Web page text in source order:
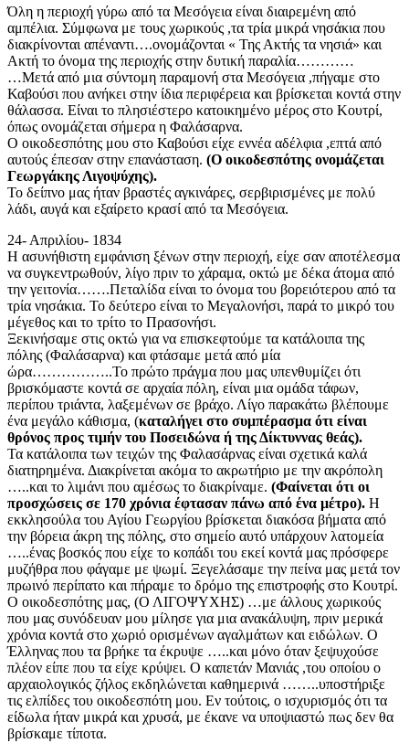
Όλη η περιοχή γύρω από τα Μεσόγεια είναι διαιρεμένη από
αμπέλια. Σύμφωνα με τους χωρικούς ,τα τρία μικρά νησάκια που
διακρίνονται απέναντι….ονομάζονται « Της Ακτής τα νησιά» και
Ακτή το όνομα της περιοχής στην δυτική παραλία…………
…Μετά από μια σύντομη παραμονή στα Μεσόγεια ,πήγαμε στο
Καβούσι που ανήκει στην ίδια περιφέρεια και βρίσκεται κοντά στην
θάλασσα. Είναι το πλησιέστερο κατοικημένο μέρος στο Κουτρί,
όπως ονομάζεται σήμερα η Φαλάσαρνα.
Ο οικοδεσπότης μου στο Καβούσι είχε εννέα αδέλφια ,επτά από
αυτούς έπεσαν στην επανάσταση. (Ο οικοδεσπότης ονομάζεται
Γεωργάκης Λιγοψύχης).
Το δείπνο μας ήταν βραστές αγκινάρες, σερβιρισμένες με πολύ
λάδι, αυγά και εξαίρετο κρασί από τα Μεσόγεια.
24- Απριλίου- 1834
Η ασυνήθιστη εμφάνιση ξένων στην περιοχή, είχε σαν αποτέλεσμα
να συγκεντρωθούν, λίγο πριν το χάραμα, οκτώ με δέκα άτομα από
την γειτονία…….Πεταλίδα είναι το όνομα του βορειότερου από τα
τρία νησάκια. Το δεύτερο είναι το Μεγαλονήσι, παρά το μικρό του
μέγεθος και το τρίτο το Πρασονήσι.
Ξεκινήσαμε στις οκτώ για να επισκεφτούμε τα κατάλοιπα της
πόλης (Φαλάσαρνα) και φτάσαμε μετά από μία
ώρα……………..Το πρώτο πράγμα που μας υπενθυμίζει ότι
βρισκόμαστε κοντά σε αρχαία πόλη, είναι μια ομάδα τάφων,
περίπου τριάντα, λαξεμένων σε βράχο. Λίγο παρακάτω βλέπουμε
ένα μεγάλο κάθισμα, (καταλήγει στο συμπέρασμα ότι είναι
θρόνος προς τιμήν του Ποσειδώνα ή της Δίκτυννας θεάς).
Τα κατάλοιπα των τειχών της Φαλασάρνας είναι σχετικά καλά
διατηρημένα. Διακρίνεται ακόμα το ακρωτήριο με την ακρόπολη
…..και το λιμάνι που αμέσως το διακρίναμε. (Φαίνεται ότι οι
προσχώσεις σε 170 χρόνια έφτασαν πάνω από ένα μέτρο). Η
εκκλησούλα του Αγίου Γεωργίου βρίσκεται διακόσα βήματα από
την βόρεια άκρη της πόλης, στο σημείο αυτό υπάρχουν λατομεία
…..ένας βοσκός που είχε το κοπάδι του εκεί κοντά μας πρόσφερε
μυζήθρα που φάγαμε με ψωμί. Ξεγελάσαμε την πείνα μας μετά τον
πρωινό περίπατο και πήραμε το δρόμο της επιστροφής στο Κουτρί.
Ο οικοδεσπότης μας, (Ο ΛΙΓΟΨΥΧΗΣ) …με άλλους χωρικούς
που μας συνόδευαν μου μίλησε για μια ανακάλυψη, πριν μερικά
χρόνια κοντά στο χωριό ορισμένων αγαλμάτων και ειδώλων. Ο
Έλληνας που τα βρήκε τα έκρυψε …..και μόνο όταν ξεψυχούσε
πλέον είπε που τα είχε κρύψει. Ο καπετάν Μανιάς ,του οποίου ο
αρχαιολογικός ζήλος εκδηλώνεται καθημερινά ……..υποστήριξε
τις ελπίδες του οικοδεσπότη μου. Εν τούτοις, ο ισχυρισμός ότι τα
είδωλα ήταν μικρά και χρυσά, με έκανε να υποψιαστώ πως δεν θα
βρίσκαμε τίποτα.